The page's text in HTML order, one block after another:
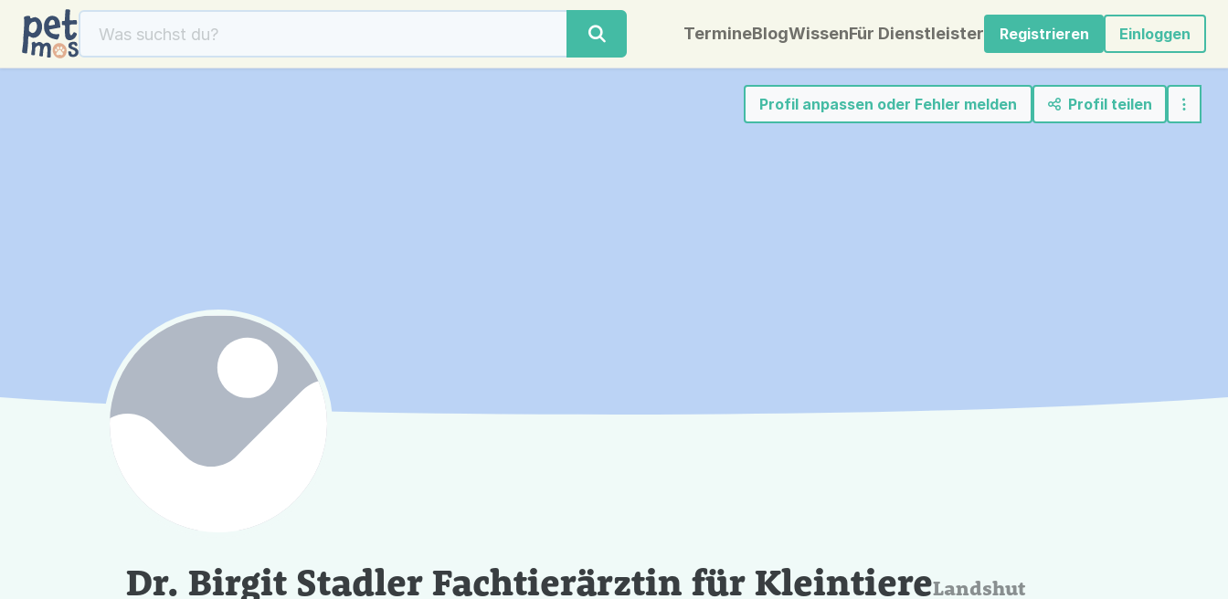
TermineBlogWissenFür Dienstleister Registrieren Einloggen
Profil anpassen oder Fehler melden Profil teilen
Dr. Birgit Stadler Fachtierärztin für KleintiereLandshut